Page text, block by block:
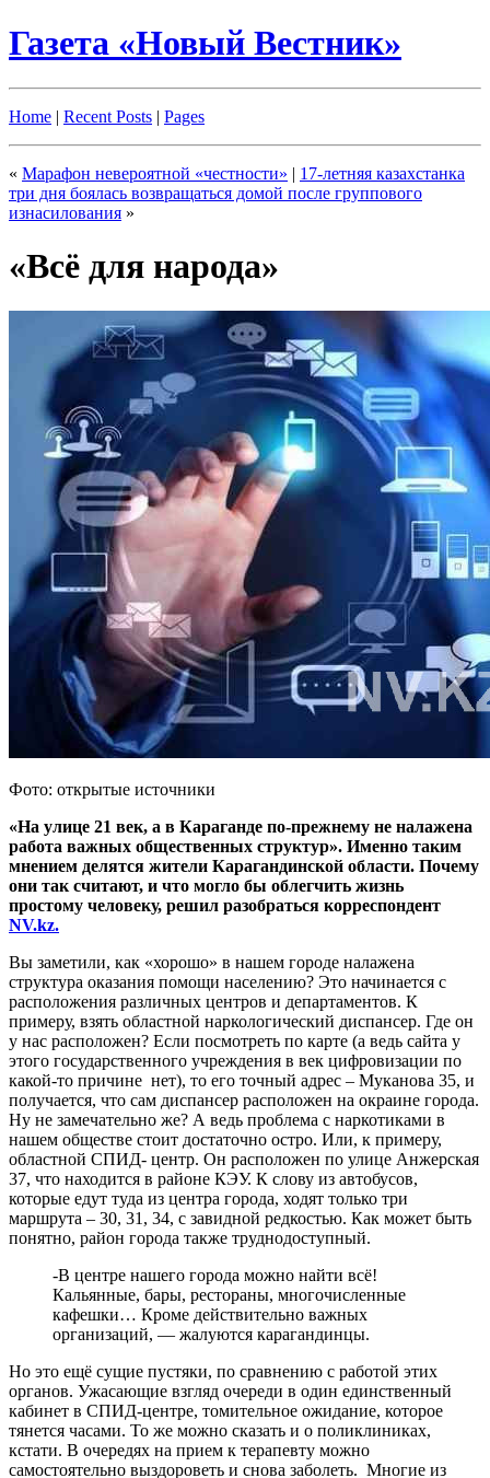
Газета «Новый Вестник»
Home | Recent Posts | Pages
« Марафон невероятной «честности» | 17-летняя казахстанка
три дня боялась возвращаться домой после группового
изнасилования »
«Всё для народа»
Фото: открытые источники
«На улице 21 век, а в Караганде по-прежнему не налажена
работа важных общественных структур». Именно таким
мнением делятся жители Карагандинской области. Почему
они так считают, и что могло бы облегчить жизнь
простому человеку, решил разобраться корреспондент
NV.kz.
Вы заметили, как «хорошо» в нашем городе налажена
структура оказания помощи населению? Это начинается с
расположения различных центров и департаментов. К
примеру, взять областной наркологический диспансер. Где он
у нас расположен? Если посмотреть по карте (а ведь сайта у
этого государственного учреждения в век цифровизации по
какой-то причине нет), то его точный адрес – Муканова 35, и
получается, что сам диспансер расположен на окраине города.
Ну не замечательно же? А ведь проблема с наркотиками в
нашем обществе стоит достаточно остро. Или, к примеру,
областной СПИД- центр. Он расположен по улице Анжерская
37, что находится в районе КЭУ. К слову из автобусов,
которые едут туда из центра города, ходят только три
маршрута – 30, 31, 34, с завидной редкостью. Как может быть
понятно, район города также труднодоступный.
-В центре нашего города можно найти всё!
Кальянные, бары, рестораны, многочисленные
кафешки… Кроме действительно важных
организаций, — жалуются карагандинцы.
Но это ещё сущие пустяки, по сравнению с работой этих
органов. Ужасающие взгляд очереди в один единственный
кабинет в СПИД-центре, томительное ожидание, которое
тянется часами. То же можно сказать и о поликлиниках,
кстати. В очередях на прием к терапевту можно
самостоятельно выздороветь и снова заболеть. Многие из